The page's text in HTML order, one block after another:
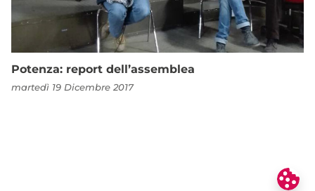
Potenza: report dell’assemblea
martedì 19 Dicembre 2017